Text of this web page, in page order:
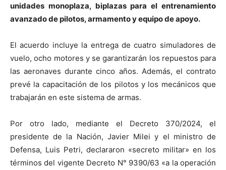
unidades monoplaza, biplazas para el entrenamiento
avanzado de pilotos, armamento y equipo de apoyo.
El acuerdo incluye la entrega de cuatro simuladores de
vuelo, ocho motores y se garantizarán los repuestos para
las aeronaves durante cinco años. Además, el contrato
prevé la capacitación de los pilotos y los mecánicos que
trabajarán en este sistema de armas.
Por otro lado, mediante el Decreto 370/2024, el
presidente de la Nación, Javier Milei y el ministro de
Defensa, Luis Petri, declararon «secreto militar» en los
términos del vigente Decreto N° 9390/63 «a la operación